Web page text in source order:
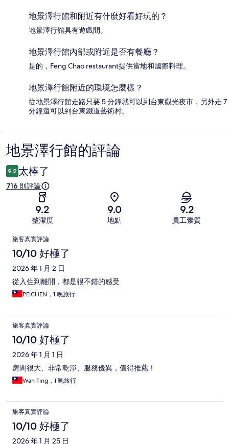
地景澤行館和附近有什麼好看好玩的？
地景澤行館具有遊戲間。
地景澤行館內部或附近是否有餐廳？
是的，Feng Chao restaurant提供當地和國際料理。
地景澤行館附近的環境怎麼樣？
從地景澤行館走路只要 5 分鐘就可以到台東觀光夜市，另外走 7
分鐘還可以到台東鐵道藝術村。
評
論
地景澤行館的評論
9.2 太棒了
716 則評論
9.2
整潔度
9.0
地點
9.2
員工素質
評
論
旅客真實評論
10/10 好極了
2026 年 1 月 2 日
從入住到離開，都是很不錯的感受
PEICHEN，1 晚旅行
旅客真實評論
10/10 好極了
2026 年 1 月 1 日
房間很大、非常乾淨、服務優異，值得推薦！
Wan Ting，1 晚旅行
旅客真實評論
10/10 好極了
2026 年 1 月 25 日